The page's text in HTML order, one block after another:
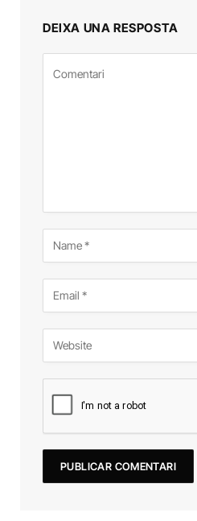
DEIXA UNA RESPOSTA